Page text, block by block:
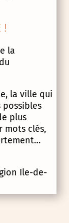
!
la
la ville qui
possibles
plus
mots clés,
Ile-de-